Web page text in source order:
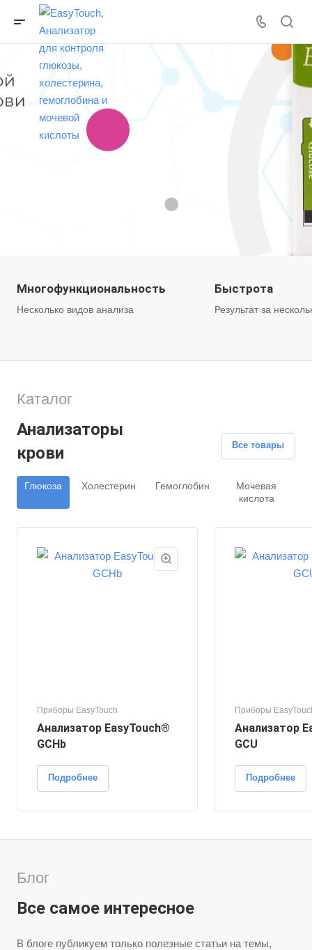
Многофункциональность
Несколько видов анализа
Быстрота
Результат за
Каталог
Анализаторы
крови
Глюкоза Холестерин Гемоглобин
Мочевая
кислота
Все товары
Приборы EasyTouch
Анализатор EasyTouch®
GCHb
Подробнее
Приборы
Анализатор
GCU
Подробнее
Блог
Все самое интересное
В блоге публикуем только полезные статьи на темы,